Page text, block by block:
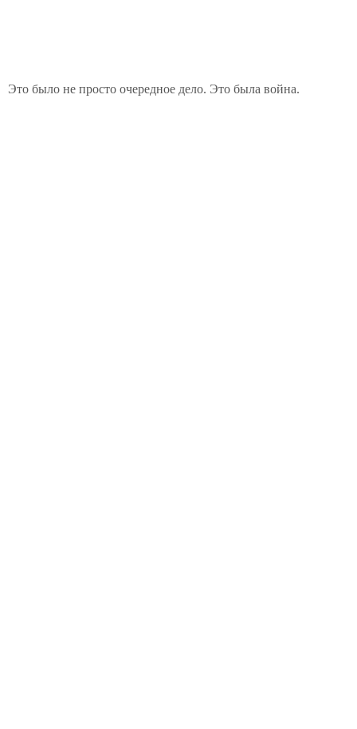
Это было не просто очередное дело. Это была война.